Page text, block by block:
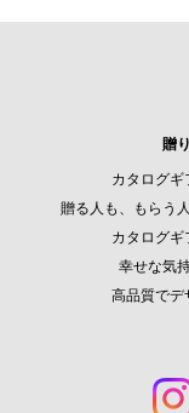
贈
カタログギ
贈る人も、もらう
カタログ
幸せな気
高品質でデ